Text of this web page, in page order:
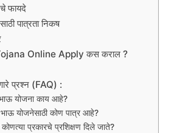
फायदे
पात्रता निकष
Online Apply कस कराल ?
प्रश्न (FAQ) :
योजना काय आहे?
भाऊ योजनेसाठी कोण पात्र आहे?
प्रकारचे प्रशिक्षण दिले जाते?